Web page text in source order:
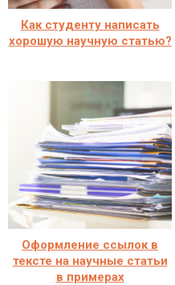
Как студенту написать
хорошую научную статью?
Оформление ссылок в
тексте на научные статьи
в примерах